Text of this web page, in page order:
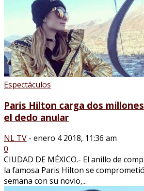
Espectáculos
Paris Hilton carga dos
el dedo anular
NL TV - enero 4 2018, 11:36 am
0
CIUDAD DE MÉXICO.- El anillo de
la famosa Paris Hilton se
semana con su novio,...